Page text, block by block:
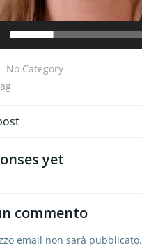
No Category
yet
commento
email non sarà pubblicato.